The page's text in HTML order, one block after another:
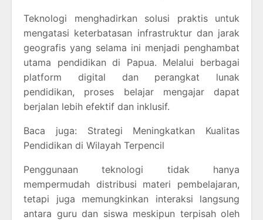
Teknologi menghadirkan solusi praktis untuk
mengatasi keterbatasan infrastruktur dan jarak
geografis yang selama ini menjadi penghambat
utama pendidikan di Papua. Melalui berbagai
platform digital dan perangkat lunak
pendidikan, proses belajar mengajar dapat
berjalan lebih efektif dan inklusif.
Baca juga: Strategi Meningkatkan Kualitas
Pendidikan di Wilayah Terpencil
Penggunaan teknologi tidak hanya
mempermudah distribusi materi pembelajaran,
tetapi juga memungkinkan interaksi langsung
antara guru dan siswa meskipun terpisah oleh